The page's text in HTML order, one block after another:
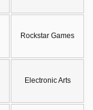
Rockstar Games
Electronic Arts